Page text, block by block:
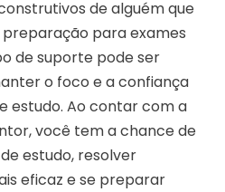
de alguém que
para exames
de suporte pode ser
o foco e a confiança
estudo. Ao contar com a
você tem a chance de
estudo, resolver
eficaz e se preparar